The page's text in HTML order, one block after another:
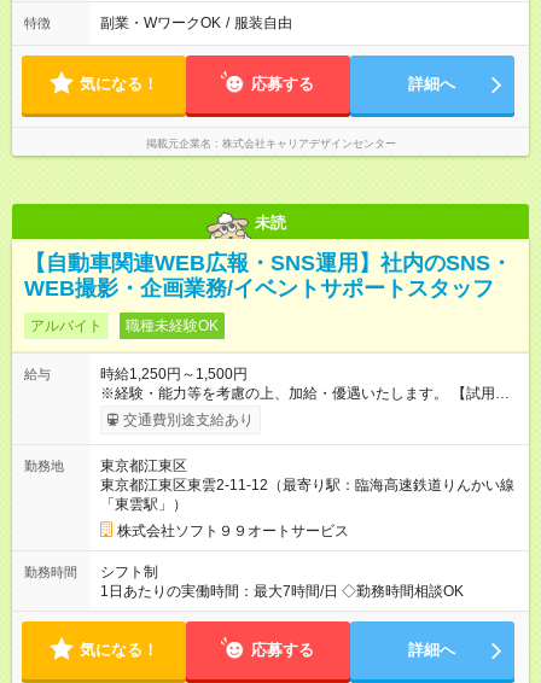
特徴 副業・WワークOK / 服装自由
気になる！ 応募する 詳細へ
掲載元企業名 株式会社キャリアデザインセンター
未読
【自動車関連WEB広報・SNS運用】社内のSNS・
WEB撮影・企画業務/イベントサポートスタッフ
アルバイト 職種未経験OK
給与
時給1,250円～1,500円
※経験・能力等を考慮の上、加給・優遇いたします。 【試用期
間】試用期間なし
交通費別途支給あり
勤務地
東京都江東区
東京都江東区東雲2-11-12（最寄り駅：臨海高速鉄道りんかい線
「東雲駅」）
株式会社ソフト９９オートサービス
勤務時間
シフト制
1日あたりの実働時間：最大7時間/日 ◇勤務時間相談OK
気になる！ 応募する 詳細へ